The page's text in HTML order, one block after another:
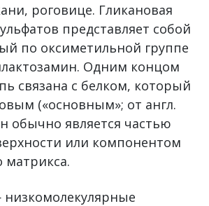
роговице. Гликановая
представляет собой
по оксиметильной группе
Одним концом
связана с белком, который
(«основным»; от англ.
обычно является частью
или компонентом
матрикса.